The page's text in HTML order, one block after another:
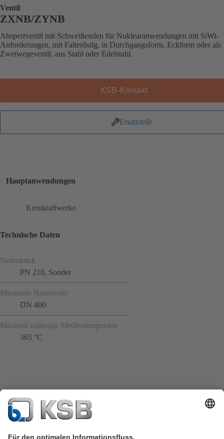
Ventil
ZXNB/ZYNB
Absperrventil mit Schweißenden für Nuklearanwendungen mit SiWi-
Anforderungen, mit Faltenbalg, in Durchgangsform, Eckform oder als
Zweiwegeventil, aus Stahl oder Edelstahl.
KSB-Kontakt
Ersatzteile
Hauptanwendungen
Kernkraftwerke
Technische Daten
Nenndruck
PN 210, Sonder
Maximale Nennweite
DN 400
Maximal zulässige Medientemperatur
365 °C